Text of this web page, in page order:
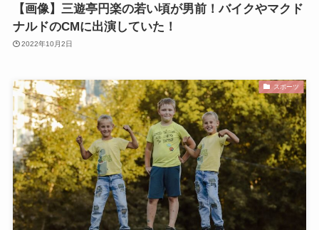
【画像】三遊亭円楽の若い頃が男前！バイクやマクド
ナルドのCMに出演していた！
2022年10月2日
スポーツ